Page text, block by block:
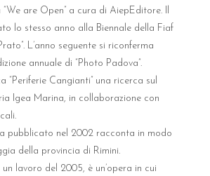
“We are Open” a cura di AiepEditore. Il
lo stesso anno alla Biennale della Fiaf
L’anno seguente si riconferma
annuale di “Photo Padova”.
“Periferie Cangianti” una ricerca sul
Igea Marina, in collaborazione con
pubblicato nel 2002 racconta in modo
della provincia di Rimini.
lavoro del 2005, è un’opera in cui